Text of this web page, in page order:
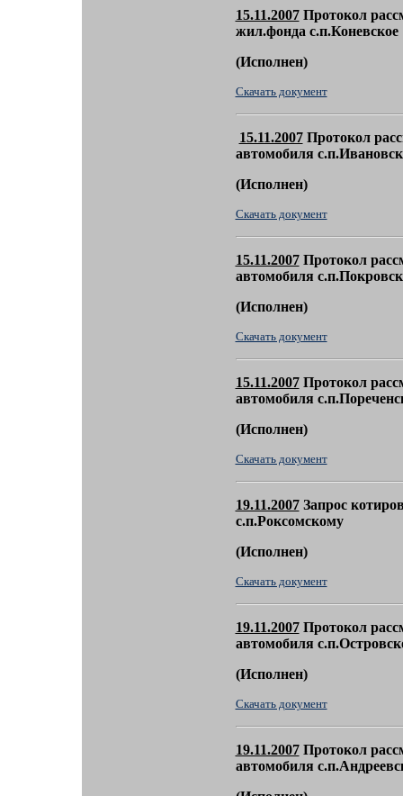
15.11.2007Протокол
жил.фонда с.п.Коневское
(Исполнен)
Скачать документ
15.11.2007 Протокол
автомобиля
(Исполнен)
Скачать документ
15.11.2007 Протокол
автомобиля
(Исполнен)
Скачать документ
15.11.2007 Протокол
автомобиля
(Исполнен)
Скачать документ
19.11.2007Запрос
с.п.Роксомскому
(Исполнен)
Скачать документ
19.11.2007Протокол
автомобиля
(Исполнен)
Скачать документ
19.11.2007Протокол
автомобиля